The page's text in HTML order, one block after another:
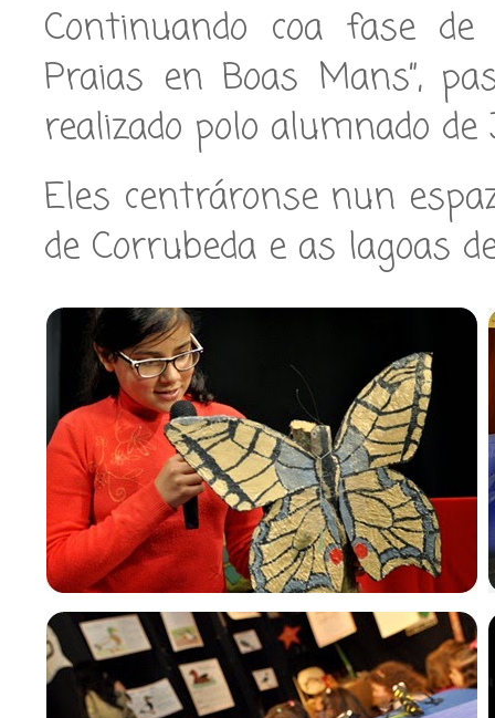
Continuando coa fase
Praias en Boas Mans”,
realizado polo alumnado
Eles centráronse nun
de Corrubeda e as lagoas